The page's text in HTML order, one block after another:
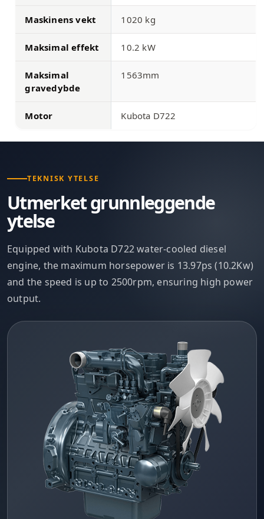
Maskinens vekt 1020 kg
Maksimal effekt 10.2 kW
Maksimal
gravedybde
1563mm
Motor Kubota D722
TEKNISK YTELSE
Utmerket grunnleggende
ytelse
Equipped with Kubota D722 water-cooled diesel
engine, the maximum horsepower is 13.97ps (10.2Kw)
and the speed is up to 2500rpm, ensuring high power
output.